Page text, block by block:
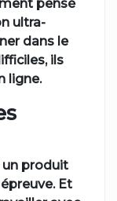
pensé
ultra-
dans le
ils
ligne.
un produit
Et